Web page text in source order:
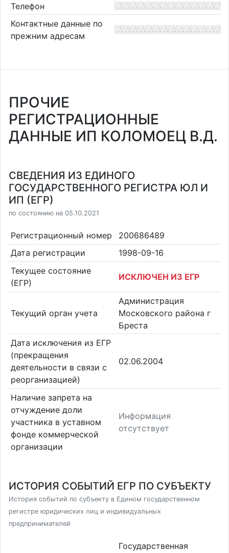
Телефон
Контактные данные по
прежним адресам
ПРОЧИЕ
РЕГИСТРАЦИОННЫЕ
ДАННЫЕ ИП КОЛОМОЕЦ В.Д.
СВЕДЕНИЯ ИЗ ЕДИНОГО
ГОСУДАРСТВЕННОГО РЕГИСТРА ЮЛ И
ИП (ЕГР)
по состоянию на 05.10.2021
Регистрационный номер
200686489
Дата регистрации
1998-09-16
Текущее состояние
(ЕГР)
ИСКЛЮЧЕН ИЗ ЕГР
Текущий орган учета
Администрация
Московского района г
Бреста
Дата исключения из ЕГР
(прекращения
деятельности в связи с
реорганизацией)
02.06.2004
Наличие запрета на
отчуждение доли
участника в уставном
фонде коммерческой
организации
Информация
отсутствует
ИСТОРИЯ СОБЫТИЙ ЕГР ПО СУБЪЕКТУ
История событий по субъекту в Едином государственном
регистре юридических лиц и индивидуальных
предпринимателей
Государственная